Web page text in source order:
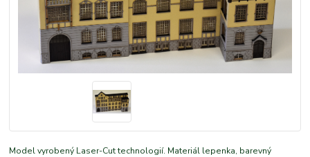
Model vyrobený Laser-Cut technologií. Materiál lepenka, barevný